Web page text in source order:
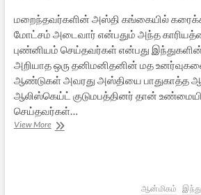
மறைந்தவர்களின் அஸ்தி கங்கையில்
மோட்சம் அடைவார் என்பதும் அந்த
புண்னியம் செய்தவர்கள் என்பது
அறியாத ஒரு தனிமனிதனின் மத
ஆண்டுகள் அவரது அஸ்தியை பாதுகாத்த
ஆலிஸ்கெய்ட் குடுமபத்தினர் தான்
செய்தவர்கள்…
View Moreஆஸ்திரேலியாவிலிலிருந்து
ஆன்மிகம்